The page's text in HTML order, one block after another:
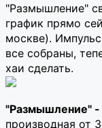
"Размышление"
график прямо
москве).
все собраны,
хаи сделать.
"Размышление" -
производная от